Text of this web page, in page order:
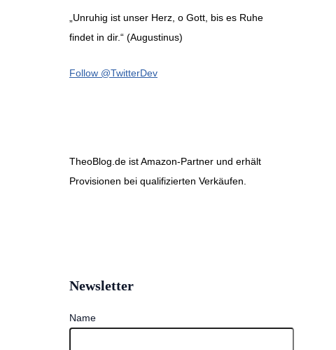
„Unruhig ist unser Herz, o Gott, bis es Ruhe
findet in dir.“ (Augustinus)
Follow @TwitterDev
TheoBlog.de ist Amazon-Partner und erhält
Provisionen bei qualifizierten Verkäufen.
Newsletter
Name